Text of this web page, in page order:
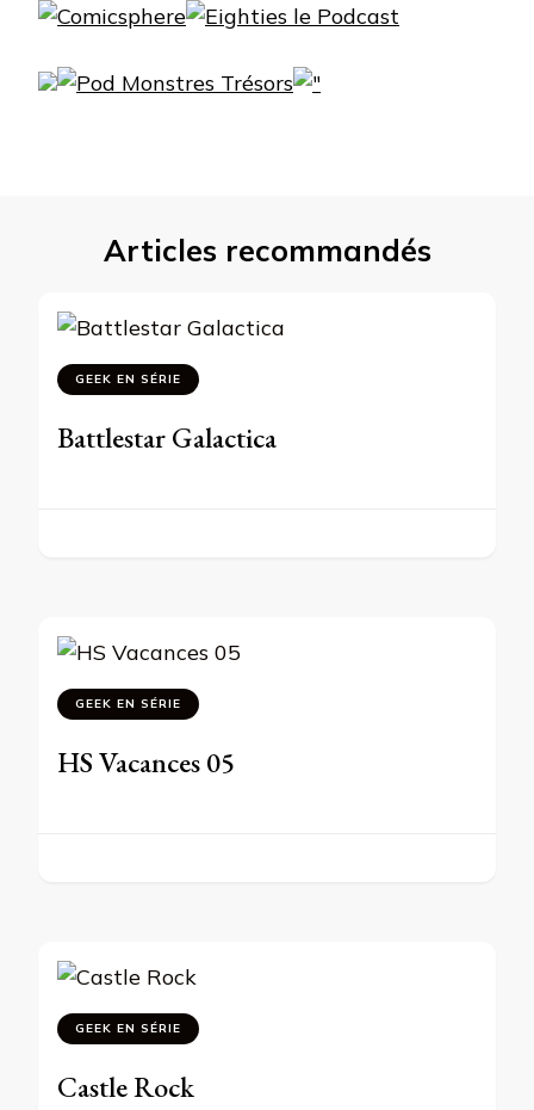
Articles recommandés
GEEK EN SÉRIE
Battlestar Galactica
GEEK EN SÉRIE
HS Vacances 05
GEEK EN SÉRIE
Castle Rock